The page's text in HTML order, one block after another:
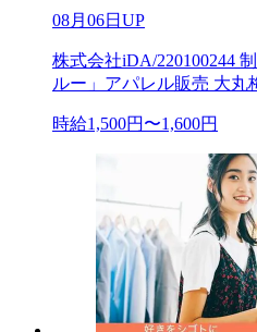
08月06日UP
株式会社iDA/220100244
ルー」アパレル販売 大丸
時給1,500円〜1,600円